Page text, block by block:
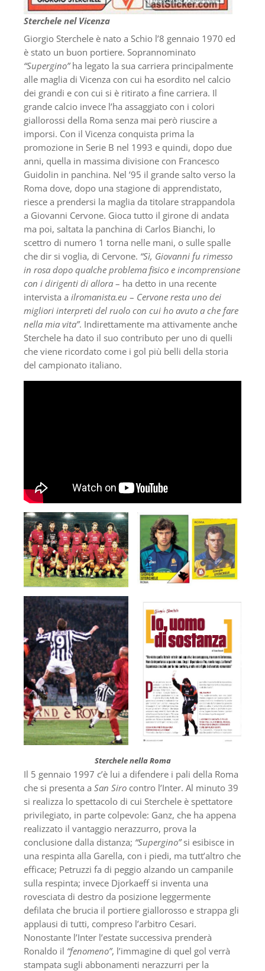
Sterchele nel Vicenza
Giorgio Sterchele è nato a Schio l’8 gennaio 1970 ed
è stato un buon portiere. Soprannominato
“Supergino”ha legato la sua carriera principalmente
alle maglia di Vicenza con cui ha esordito nel calcio
dei grandi e con cui si è ritirato a fine carriera. Il
grande calcio invece l’ha assaggiato con i colori
giallorossi della Roma senza mai però riuscire a
imporsi. Con il Vicenza conquista prima la
promozione in Serie B nel 1993 e quindi, dopo due
anni, quella in massima divisione con Francesco
Guidolin in panchina. Nel ’95 il grande salto verso la
Roma dove, dopo una stagione di apprendistato,
riesce a prendersi la maglia da titolare strappandola
a Giovanni Cervone. Gioca tutto il girone di andata
ma poi, saltata la panchina di Carlos Bianchi, lo
scettro di numero 1 torna nelle mani, o sulle spalle
che dir si voglia, di Cervone. “Sì, Giovanni fu rimesso
in rosa dopo qualche problema fisico e incomprensione
con i dirigenti di allora – ha detto in una recente
intervista a ilromanista.eu – Cervone resta uno dei
migliori interpreti del ruolo con cui ho avuto a che fare
nella mia vita”. Indirettamente ma attivamente anche
Sterchele ha dato il suo contributo per uno di quelli
che viene ricordato come i gol più belli della storia
del campionato italiano.
Sterchele nella Roma
Il 5 gennaio 1997 c’è lui a difendere i pali della Roma
che si presenta a San Siro contro l’Inter. Al minuto 39
si realizza lo spettacolo di cui Sterchele è spettatore
privilegiato, in parte colpevole: Ganz, che ha appena
realizzato il vantaggio nerazzurro, prova la
conclusione dalla distanza; “Supergino”si esibisce in
una respinta alla Garella, con i piedi, ma tutt’altro che
efficace; Petruzzi fa di peggio alzando un campanile
sulla respinta; invece Djorkaeff si inventa una
rovesciata di destro da posizione leggermente
defilata che brucia il portiere giallorosso e strappa gli
applausi di tutti, compreso l’arbitro Cesari.
Nonostante l’Inter l’estate successiva prenderà
Ronaldo il “fenomeno”, l’immagine di quel gol verrà
stampata sugli abbonamenti nerazzurri per la